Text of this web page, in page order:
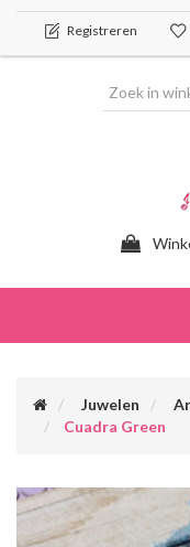
Registreren
Juwelen
Cuadra Green